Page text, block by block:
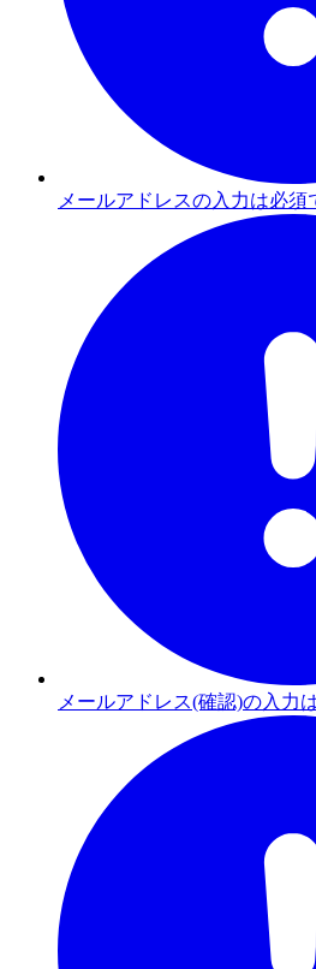
メールアドレスの入力は必須
メールアドレス(確認)の入力